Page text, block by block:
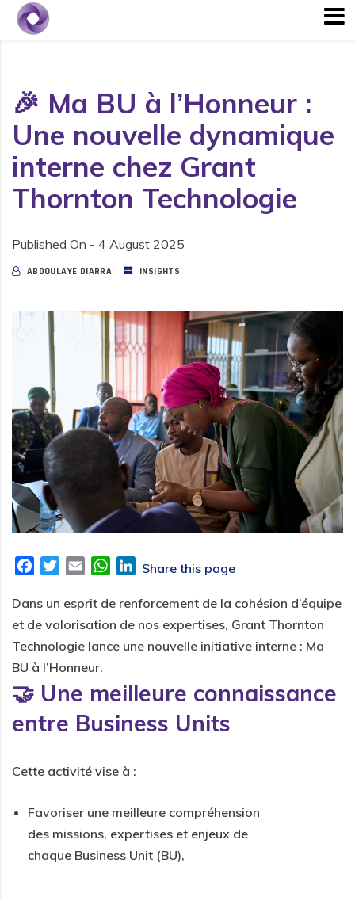
🎉 Ma BU à l’Honneur :
Une nouvelle dynamique
interne chez Grant
Thornton Technologie
Published On - 4 August 2025
ABDOULAYE DIARRA INSIGHTS
c
e
b
o
t
t
a
i
W
a
t
s
p
n
k
e
n
Share this page
Dans un esprit de renforcement de la cohésion d’équipe
et de valorisation de nos expertises, Grant Thornton
Technologie lance une nouvelle initiative interne : Ma
BU à l’Honneur.
🤝 Une meilleure connaissance
entre Business Units
Cette activité vise à :
Favoriser une meilleure compréhension
des missions, expertises et enjeux de
chaque Business Unit (BU),